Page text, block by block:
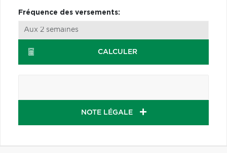
Fréquence des versements:
CALCULER
NOTE LÉGALE